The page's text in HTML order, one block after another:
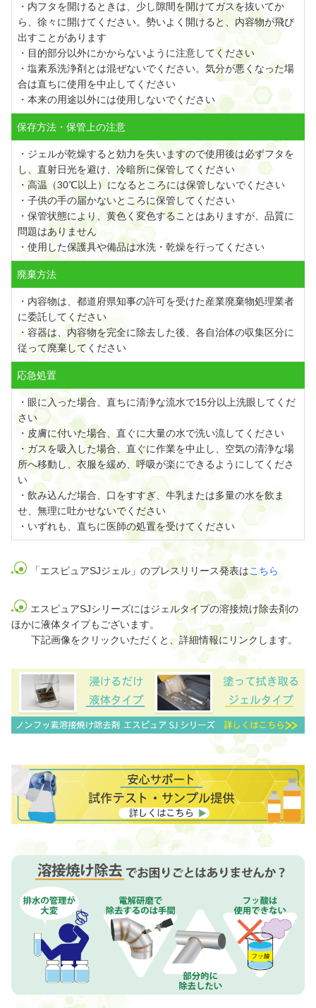
・内フタを開けるときは、少し隙間を開けてガスを抜いてか
ら、徐々に開けてください。勢いよく開けると、内容物が飛び
出すことがあります
・目的部分以外にかからないように注意してください
・塩素系洗浄剤とは混ぜないでください。気分が悪くなった場
合は直ちに使用を中止してください
・本来の用途以外には使用しないでください
保存方法・保管上の注意
・ジェルが乾燥すると効力を失いますので使用後は必ずフタを
し、直射日光を避け、冷暗所に保管してください
・高温（30℃以上）になるところには保管しないでください
・子供の手の届かないところに保管してください
・保管状態により、黄色く変色することはありますが、品質に
問題はありません
・使用した保護具や備品は水洗・乾燥を行ってください
廃棄方法
・内容物は、都道府県知事の許可を受けた産業廃棄物処理業者
に委託してください
・容器は、内容物を完全に除去した後、各自治体の収集区分に
従って廃棄してください
応急処置
・眼に入った場合、直ちに清浄な流水で15分以上洗眼してくだ
さい
・皮膚に付いた場合、直ぐに大量の水で洗い流してください
・ガスを吸入した場合、直ぐに作業を中止し、空気の清浄な場
所へ移動し、衣服を緩め、呼吸が楽にできるようにしてくださ
い
・飲み込んだ場合、口をすすぎ、牛乳または多量の水を飲ま
せ、無理に吐かせないでください
・いずれも、直ちに医師の処置を受けてください
「エスピュアSJジェル」のプレスリリース発表はこちら
エスピュアSJシリーズにはジェルタイプの溶接焼け除去剤の
ほかに液体タイプもございます。
下記画像をクリックいただくと、詳細情報にリンクします。